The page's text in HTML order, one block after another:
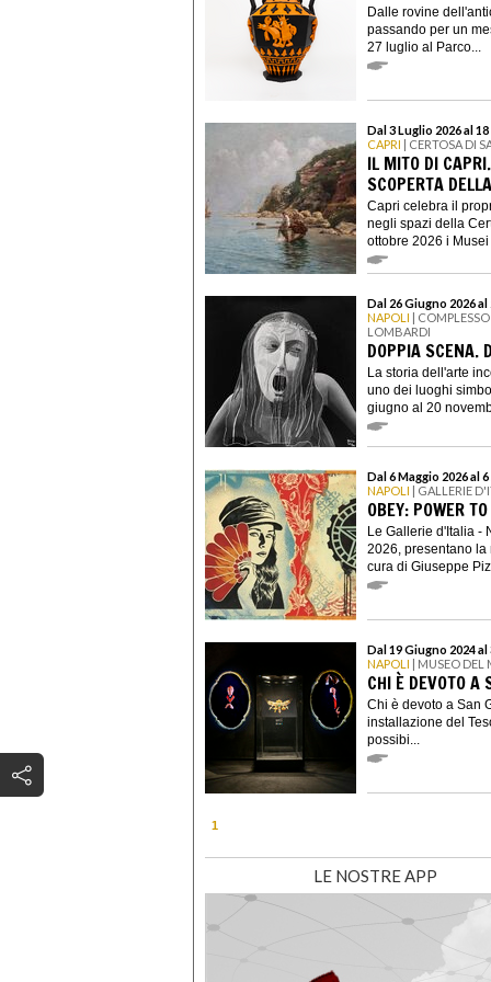
Dalle rovine
passando per un
27 luglio al Parco...
Dal 3 Luglio 2026 al
CAPRI | CERTOSA DI
IL MITO DI
SCOPERTA
Capri celebra il
negli spazi della
ottobre 2026 i Musei
Dal 26 Giugno 2026
NAPOLI |
LOMBARDI
DOPPIA SCENA.
La storia dell'arte
uno dei luoghi
giugno al 20
Dal 6 Maggio 2026 al
NAPOLI | GALLERIE
OBEY: POWER
Le Gallerie d'Italia -
2026, presentano la
cura di Giuseppe
Dal 19 Giugno 2024
NAPOLI | MUSEO
CHI È DEVOTO A
Chi è devoto a San
installazione del
possibi...
1
LE NOSTRE APP